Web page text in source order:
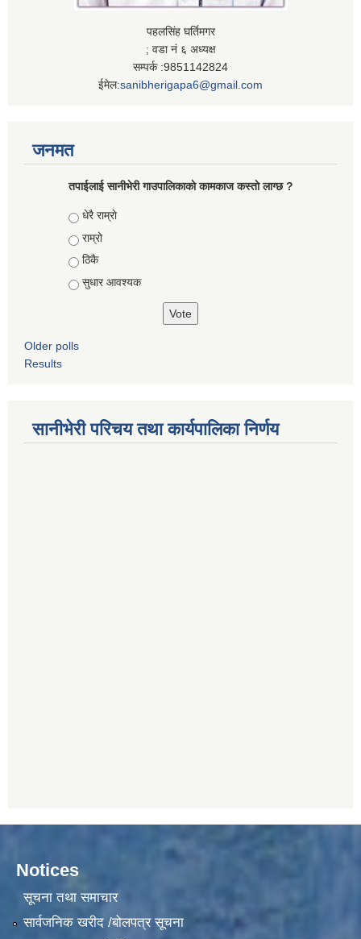
पहलसिंह घर्तिमगर
; वडा नं ६ अध्यक्ष
सम्पर्क :9851142824
ईमेल:sanibherigapa6@gmail.com
जनमत
तपाईलाई सानीभेरी गाउपालिकाकाे कामकाज कस्ताे लाग्छ ?
Choices
धेरै राम्राे
राम्रो
ठिकै
सुधार आवश्यक
Older polls
Results
सानीभेरी परिचय तथा कार्यपालिका निर्णय
Notices
सूचना तथा समाचार
सार्वजनिक खरीद /बोलपत्र सूचना